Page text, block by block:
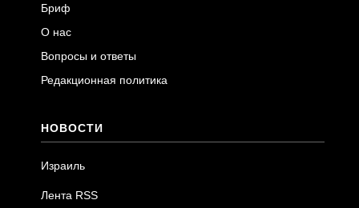
Бриф
О нас
Вопросы и ответы
Редакционная политика
НОВОСТИ
Израиль
Лента RSS